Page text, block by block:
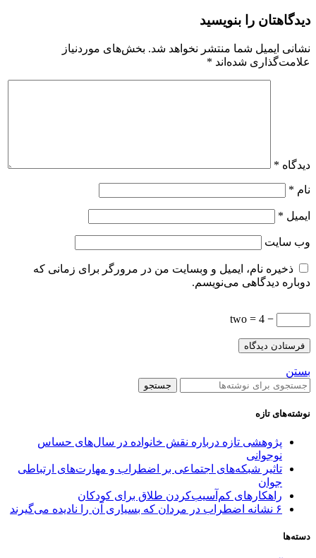
دیدگاهتان را بنویسید
نشانی ایمیل شما منتشر نخواهد شد. بخش‌های موردنیاز
علامت‌گذاری شده‌اند *
دیدگاه *
نام *
ایمیل *
وب‌ سایت
ذخیره نام، ایمیل و وبسایت من در مرورگر برای زمانی که
دوباره دیدگاهی می‌نویسم.
− two = 4
بستن
جستجو
نوشته‌های تازه
پژوهشی تازه درباره نقش خانواده در سال‌های حساس
نوجوانی
تاثیر شبکه‌های اجتماعی بر اضطراب و مهارت‌های ارتباطی
جوان
راهکارهای کم‌آسیب‌کردن طلاق برای کودکان
۶ نشانه اضطراب در مردان که بسیاری آن را نادیده می‌گیرند
دسته‌ها